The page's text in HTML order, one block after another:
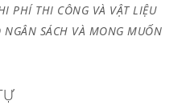
PHÍ THI CÔNG VÀ VẬT LIỆU
SÁCH VÀ MONG MUỐN